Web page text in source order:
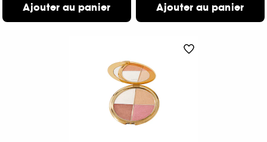
Ajouter au panier Ajouter au panier